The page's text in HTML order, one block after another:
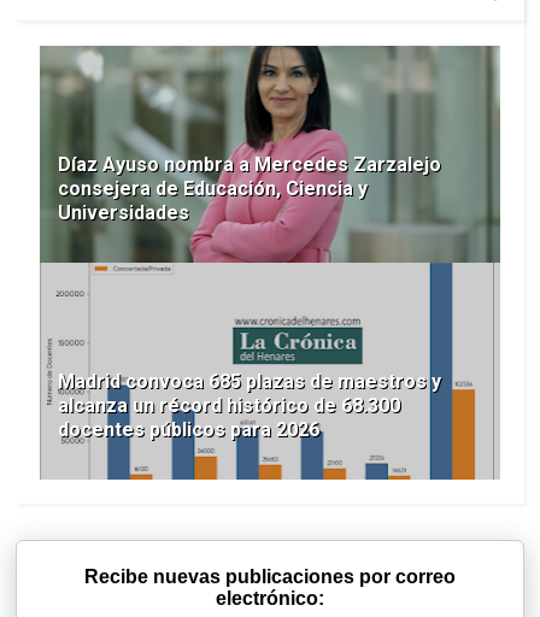
Díaz Ayuso nombra a Mercedes Zarzalejo
consejera de Educación, Ciencia y
Universidades
Madrid convoca 685 plazas de maestros y
alcanza un récord histórico de 68.300
docentes públicos para 2026
Recibe nuevas publicaciones por correo
electrónico: